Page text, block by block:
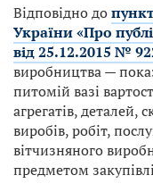
Відповідно до
України «Про
від 25.12.2015 №
виробництва —
питомій вазі
агрегатів, деталей,
виробів, робіт,
вітчизняного
предметом